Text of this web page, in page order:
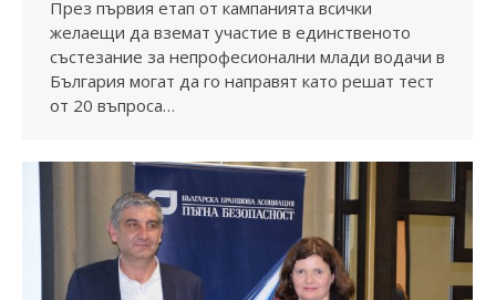
През първия етап от кампанията всички
желаещи да вземат участие в единственото
състезание за непрофесионални млади водачи в
България могат да го направят като решат тест
от 20 въпроса…